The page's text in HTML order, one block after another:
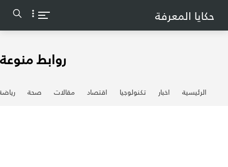
حكايا المعرفة
روابط منوعة
الرئيسية اخبار تكنولوجيا اقتصاد مقالات صحة